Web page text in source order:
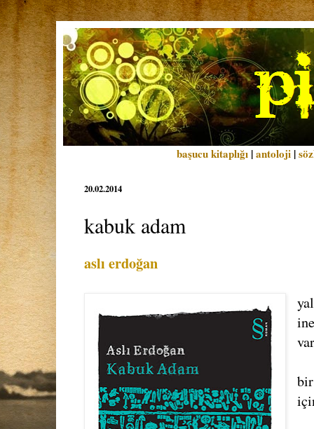
başucu kitaplığı |antoloji |
20.02.2014
kabuk adam
aslı erdoğan